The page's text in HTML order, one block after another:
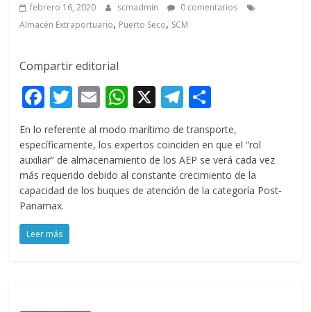
febrero 16, 2020 scmadmin
0 comentarios
Almacén Extraportuario, Puerto Seco, SCM
Compartir editorial
F
ac
e
b
o
o
k
T
w
itt
er
E
m
ai
l
W
at
s
A
X T
el
e
gr
a
m
p
ar
En lo referente al modo marítimo de transporte,
específicamente, los expertos coinciden en que el “rol
auxiliar” de almacenamiento de los AEP se verá cada vez
más requerido debido al constante crecimiento de la
capacidad de los buques de atención de la categoría Post‐
Panamax.
Leer más